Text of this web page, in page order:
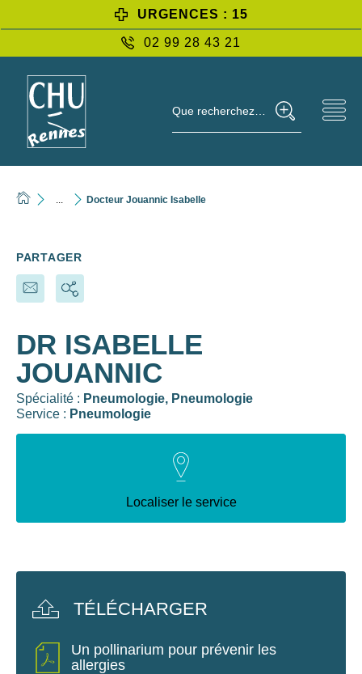
URGENCES : 15
02 99 28 43 21
Que recherchez-vous ?
Docteur Jouannic Isabelle
DR ISABELLE
JOUANNIC
Spécialité : Pneumologie, Pneumologie
Service : Pneumologie
Localiser le service
TÉLÉCHARGER
Un pollinarium pour prévenir les
allergies
PARTAGER